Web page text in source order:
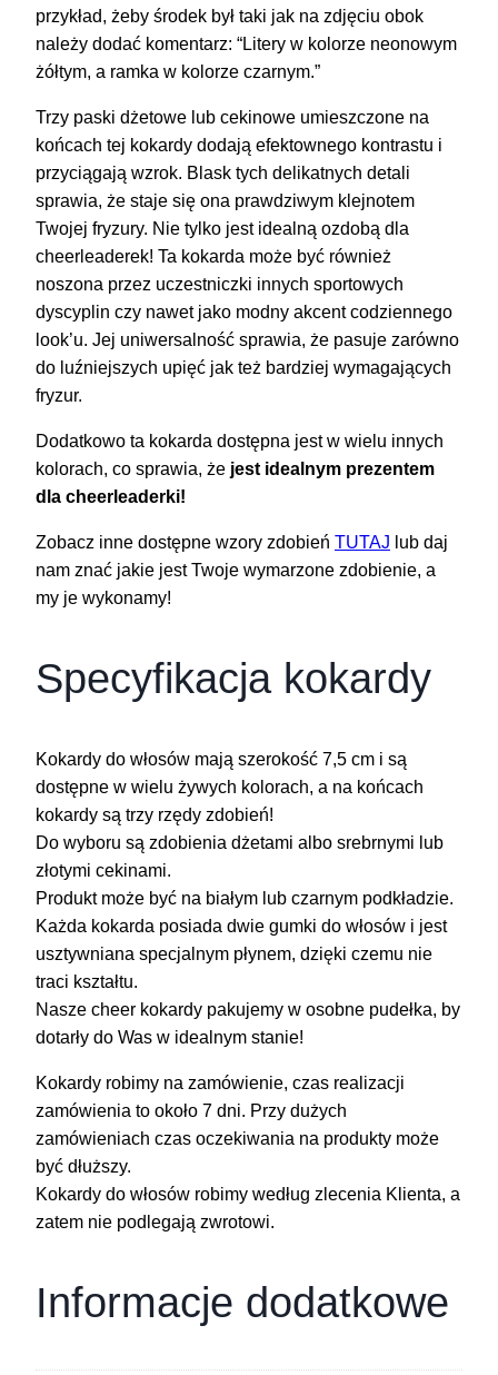
przykład, żeby środek był taki jak na zdjęciu obok
należy dodać komentarz: “Litery w kolorze neonowym
żółtym, a ramka w kolorze czarnym.”
Trzy paski dżetowe lub cekinowe umieszczone na
końcach tej kokardy dodają efektownego kontrastu i
przyciągają wzrok. Blask tych delikatnych detali
sprawia, że staje się ona prawdziwym klejnotem
Twojej fryzury. Nie tylko jest idealną ozdobą dla
cheerleaderek! Ta kokarda może być również
noszona przez uczestniczki innych sportowych
dyscyplin czy nawet jako modny akcent codziennego
look’u. Jej uniwersalność sprawia, że pasuje zarówno
do luźniejszych upięć jak też bardziej wymagających
fryzur.
Dodatkowo ta kokarda dostępna jest w wielu innych
kolorach, co sprawia, że jest idealnym prezentem
dla cheerleaderki!
Zobacz inne dostępne wzory zdobień TUTAJ lub daj
nam znać jakie jest Twoje wymarzone zdobienie, a
my je wykonamy!
Specyfikacja kokardy
Kokardy do włosów mają szerokość 7,5 cm i są
dostępne w wielu żywych kolorach, a na końcach
kokardy są trzy rzędy zdobień!
Do wyboru są zdobienia dżetami albo srebrnymi lub
złotymi cekinami.
Produkt może być na białym lub czarnym podkładzie.
Każda kokarda posiada dwie gumki do włosów i jest
usztywniana specjalnym płynem, dzięki czemu nie
traci kształtu.
Nasze cheer kokardy pakujemy w osobne pudełka, by
dotarły do Was w idealnym stanie!
Kokardy robimy na zamówienie, czas realizacji
zamówienia to około 7 dni. Przy dużych
zamówieniach czas oczekiwania na produkty może
być dłuższy.
Kokardy do włosów robimy według zlecenia Klienta, a
zatem nie podlegają zwrotowi.
Informacje dodatkowe